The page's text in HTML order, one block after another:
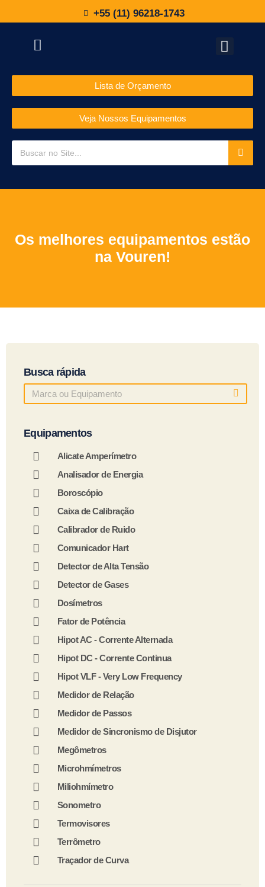
+55 (11) 96218-1743
Lista de Orçamento
Veja Nossos Equipamentos
Os melhores equipamentos estão
na Vouren!
Busca rápida
Equipamentos
Alicate Amperímetro
Analisador de Energia
Boroscópio
Caixa de Calibração
Calibrador de Ruido
Comunicador Hart
Detector de Alta Tensão
Detector de Gases
Dosímetros
Fator de Potência
Hipot AC - Corrente Alternada
Hipot DC - Corrente Continua
Hipot VLF - Very Low Frequency
Medidor de Relação
Medidor de Passos
Medidor de Sincronismo de Disjutor
Megômetros
Microhmímetros
Miliohmímetro
Sonometro
Termovisores
Terrômetro
Traçador de Curva